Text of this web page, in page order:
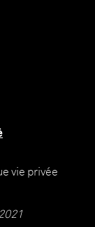
vie privée